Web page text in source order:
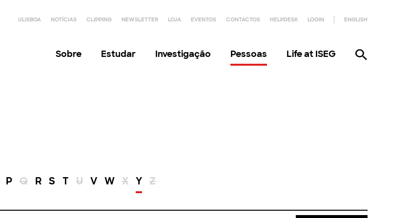
ULISBOA NOTÍCIAS CLIPPING NEWSLETTER LOJA EVENTOS CONTACTOS HELPDESK LOGIN ENGLISH
Sobre Estudar Investigação Pessoas Life at ISEG
P Q R S T U V W X Y Z